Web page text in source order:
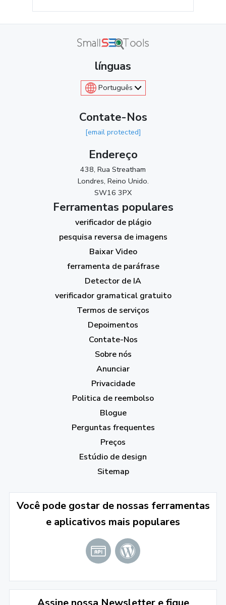
línguas
Português
Contate-Nos
[email protected]
Endereço
438, Rua Streatham
Londres, Reino Unido.
SW16 3PX
Ferramentas populares
verificador de plágio
pesquisa reversa de imagens
Baixar Video
ferramenta de paráfrase
Detector de IA
verificador gramatical gratuito
Termos de serviços
Depoimentos
Contate-Nos
Sobre nós
Anunciar
Privacidade
Politica de reembolso
Blogue
Perguntas frequentes
Preços
Estúdio de design
Sitemap
Você pode gostar de nossas ferramentas
e aplicativos mais populares